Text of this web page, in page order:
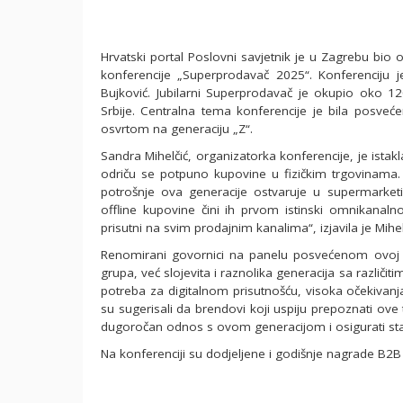
Hrvatski portal Poslovni savjetnik je u Zagrebu bio
konferencije „Superprodavač 2025“.
Bujković. Jubilarni Superprodavač je okupio oko
Srbije. Centralna tema konferencije je bila
osvrtom na generaciju „Z“.
Sandra Mihelčić, organizatorka konferencije, je
odriču se potpuno kupovine u fizičkim
potrošnje ova generacije ostvaruje u
offline kupovine čini ih prvom istinski
prisutni na svim prodajnim kanalima“, izjavila je
Renomirani govornici na panelu posvećenom
grupa, već slojevita i raznolika generacija sa
potreba za digitalnom prisutnošću, visoka
su sugerisali da brendovi koji uspiju prepoznati
dugoročan odnos s ovom generacijom i osigurati
Na konferenciji su dodjeljene i godišnje nagrade